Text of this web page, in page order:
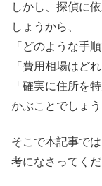
しかし、探偵に
しょうから、
「どのような手
「費用相場はど
「確実に住所を
かぶことでしょう
そこで本記事で
考になさってくだ